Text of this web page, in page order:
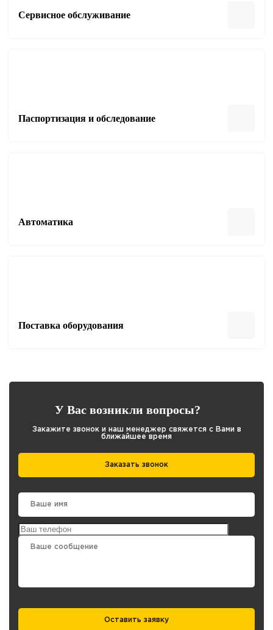
Сервисное обслуживание
Паспортизация и обследование
Автоматика
Поставка оборудования
У Вас возникли вопросы?
Закажите звонок и наш менеджер свяжется с Вами в
ближайшее время
Заказать звонок
Оставить заявку